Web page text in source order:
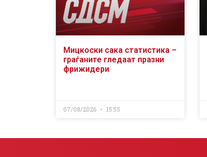
Мицкоски сака статистика –
граѓаните гледаат празни
фрижидери
07/08/2026 15:55